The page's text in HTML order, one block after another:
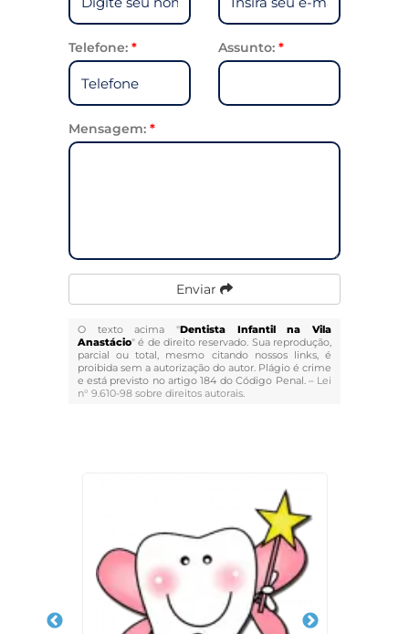
Telefone: * Assunto: *
Mensagem: *
Enviar
O texto acima "Dentista Infantil na Vila
Anastácio" é de direito reservado. Sua reprodução,
parcial ou total, mesmo citando nossos links, é
proibida sem a autorização do autor. Plágio é crime
e está previsto no artigo 184 do Código Penal. – Lei
n° 9.610-98 sobre direitos autorais.